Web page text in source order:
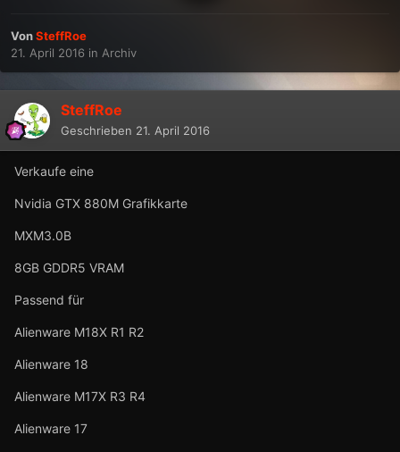
VonSteffRoe
21. April 2016 in Archiv
SteffRoe
Geschrieben 21. April 2016
Verkaufe eine
Nvidia GTX 880M Grafikkarte
MXM3.0B
8GB GDDR5 VRAM
Passend für
Alienware M18X R1 R2
Alienware 18
Alienware M17X R3 R4
Alienware 17